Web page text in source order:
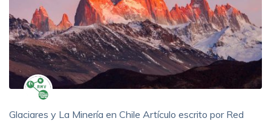
Glaciares y La Minería en Chile Artículo escrito por Red